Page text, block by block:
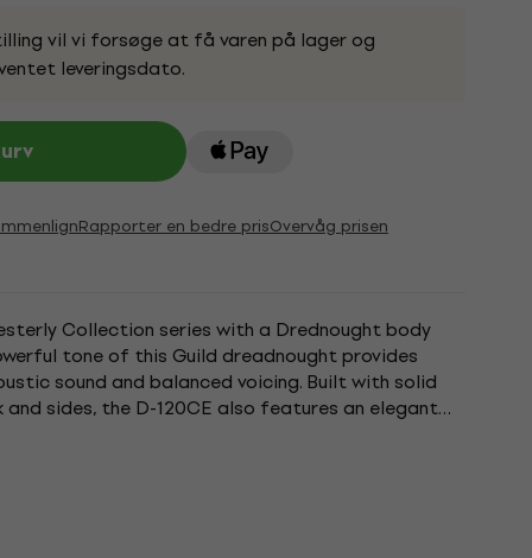
vil vi forsøge at få varen på lager og
leveringsdato.
Rapporter en bedre prisOvervåg prisen
Collection series with a Drednought body
tone of this Guild dreadnought provides
sound and balanced voicing. Built with solid
sides, the D-120CE also features an elegant
and a...